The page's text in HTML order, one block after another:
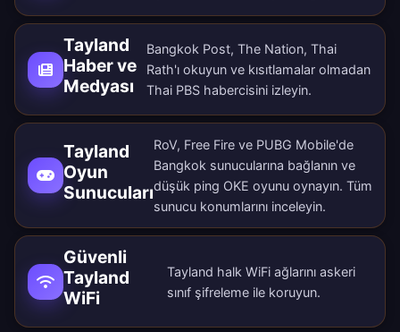
Tayland
Haber ve
Medyası
Bangkok Post, The Nation, Thai
Rath'ı okuyun ve kısıtlamalar olmadan
Thai PBS habercisini izleyin.
Tayland
Oyun
Sunucuları
RoV, Free Fire ve PUBG Mobile'de
Bangkok sunucularına bağlanın ve
düşük ping OKE oyunu oynayın. Tüm
sunucu konumlarını inceleyin.
Güvenli
Tayland
WiFi
Tayland halk WiFi ağlarını askeri
sınıf şifreleme ile koruyun.